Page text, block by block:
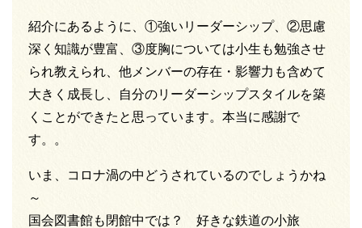
紹介にあるように、①強いリーダーシップ、②思慮
深く知識が豊富、③度胸については小生も勉強させ
られ教えられ、他メンバーの存在・影響力も含めて
大きく成長し、自分のリーダーシップスタイルを築
くことができたと思っています。本当に感謝で
す。。
いま、コロナ渦の中どうされているのでしょうかね
～
国会図書館も閉館中では？ 好きな鉄道の小旅